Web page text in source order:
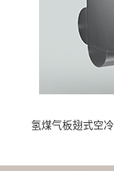
氢煤气板翅式空